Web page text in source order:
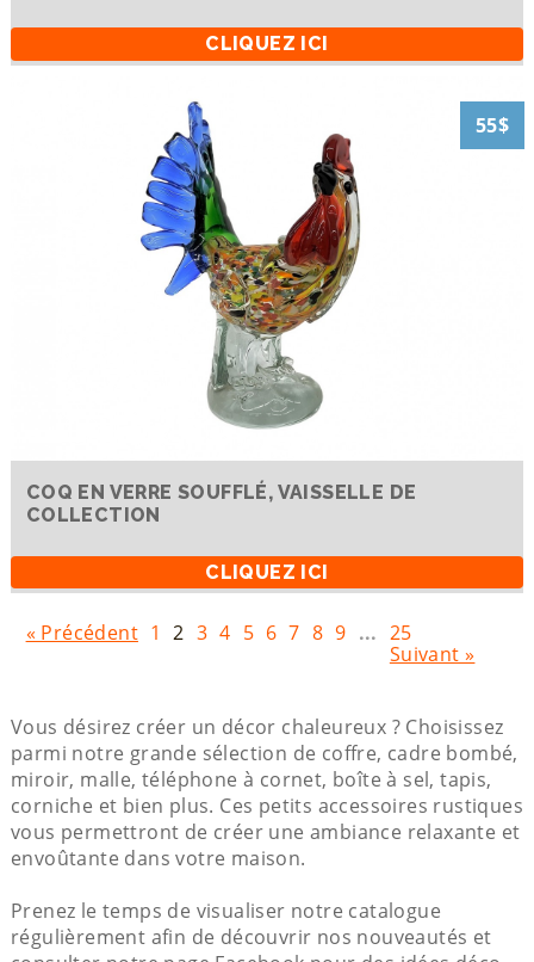
CLIQUEZ ICI
55$
COQ EN VERRE SOUFFLÉ, VAISSELLE DE
COLLECTION
CLIQUEZ ICI
« Précédent 1 2 3 4 5 6 7 8 9 ... 25
Suivant »
Vous désirez créer un décor chaleureux ? Choisissez
parmi notre grande sélection de coffre, cadre bombé,
miroir, malle, téléphone à cornet, boîte à sel, tapis,
corniche et bien plus. Ces petits accessoires rustiques
vous permettront de créer une ambiance relaxante et
envoûtante dans votre maison.
Prenez le temps de visualiser notre catalogue
régulièrement afin de découvrir nos nouveautés et